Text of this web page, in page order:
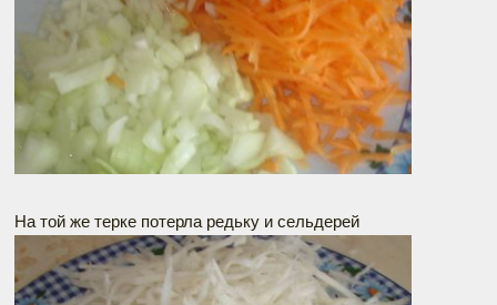
На той же терке потерла редьку и сельдерей